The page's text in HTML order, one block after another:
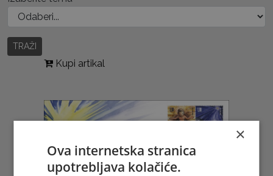
TRAŽI
Kupi artikal
×
Ova internetska stranica
upotrebljava kolačiće.